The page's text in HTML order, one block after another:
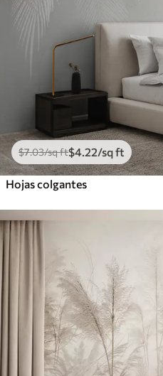
$7.03/sq ft$4 .22/sq ft
Hojas colgantes